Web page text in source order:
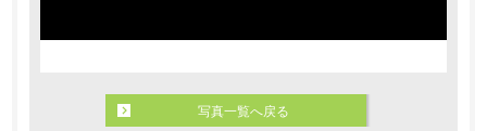
写真一覧へ戻る